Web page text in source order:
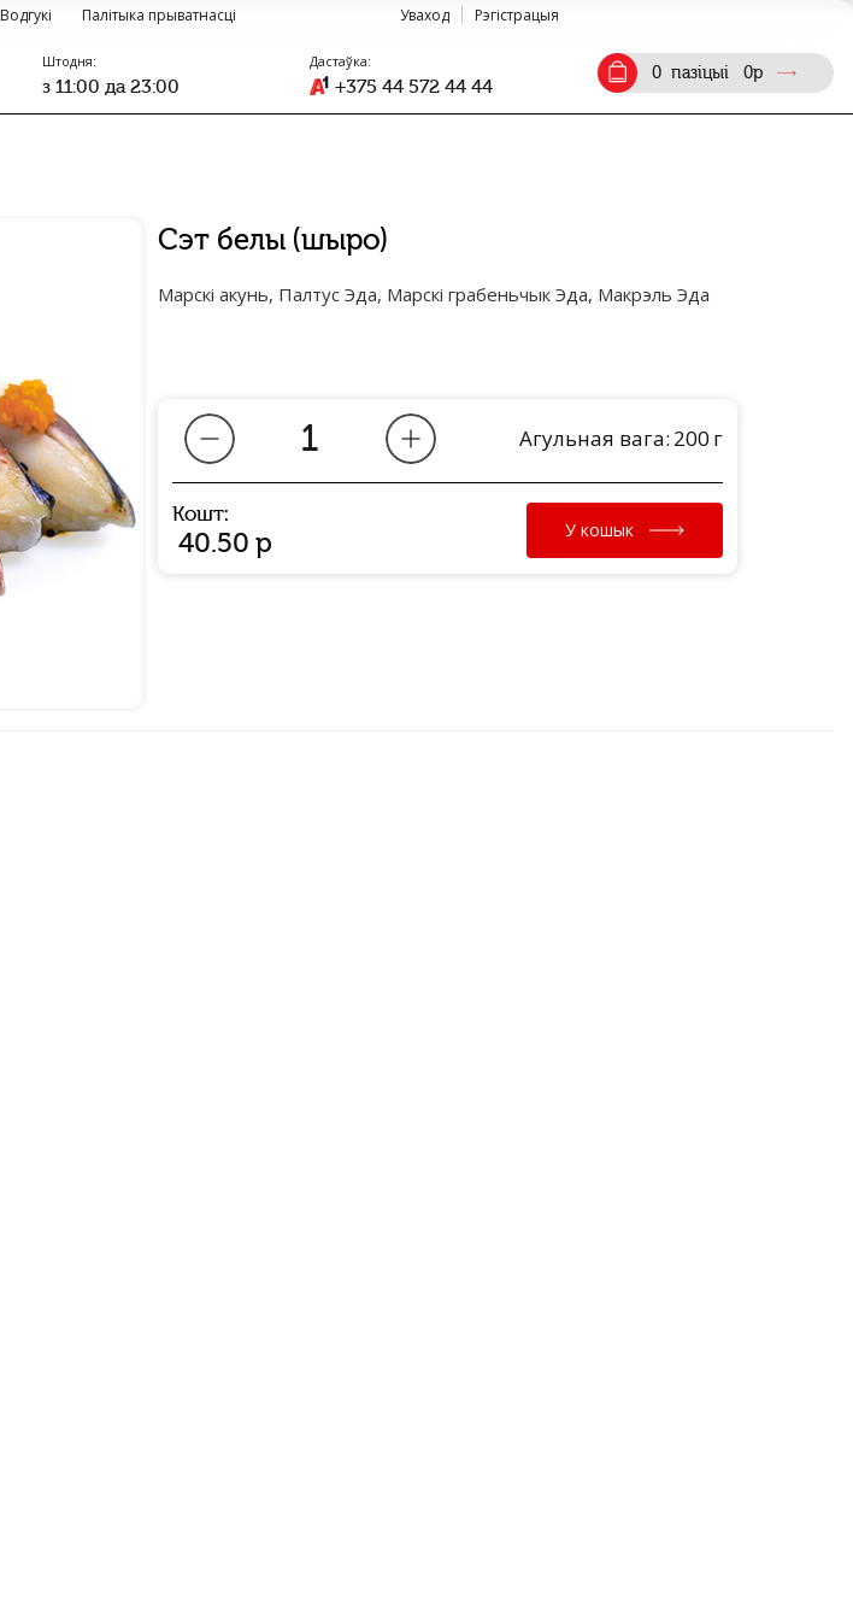
Водгукі Палітыка прыватнасці Уваход Рэгістрацыя
Штодня:
з 11:00 да 23:00
Дастаўка:
+375 44 572 44 44
0 пазіцыі 0р
Сэт белы (шыро)
Марскі акунь, Палтус Эда, Марскі грабеньчык Эда, Макрэль Эда
Агульная вага: 200 г
Кошт:
40.50 р У кошык